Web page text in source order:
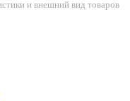
и внешний вид товаров